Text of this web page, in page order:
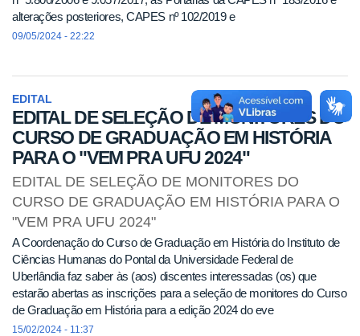
alterações posteriores, CAPES nº 102/2019 e
09/05/2024 - 22:22
EDITAL
EDITAL DE SELEÇÃO DE MONITORES DO
CURSO DE GRADUAÇÃO EM HISTÓRIA
PARA O "VEM PRA UFU 2024"
EDITAL DE SELEÇÃO DE MONITORES DO
CURSO DE GRADUAÇÃO EM HISTÓRIA PARA O
"VEM PRA UFU 2024"
A Coordenação do Curso de Graduação em História do Instituto de
Ciências Humanas do Pontal da Universidade Federal de
Uberlândia faz saber às (aos) discentes interessadas (os) que
estarão abertas as inscrições para a seleção de monitores do Curso
de Graduação em História para a edição 2024 do eve
15/02/2024 - 11:37